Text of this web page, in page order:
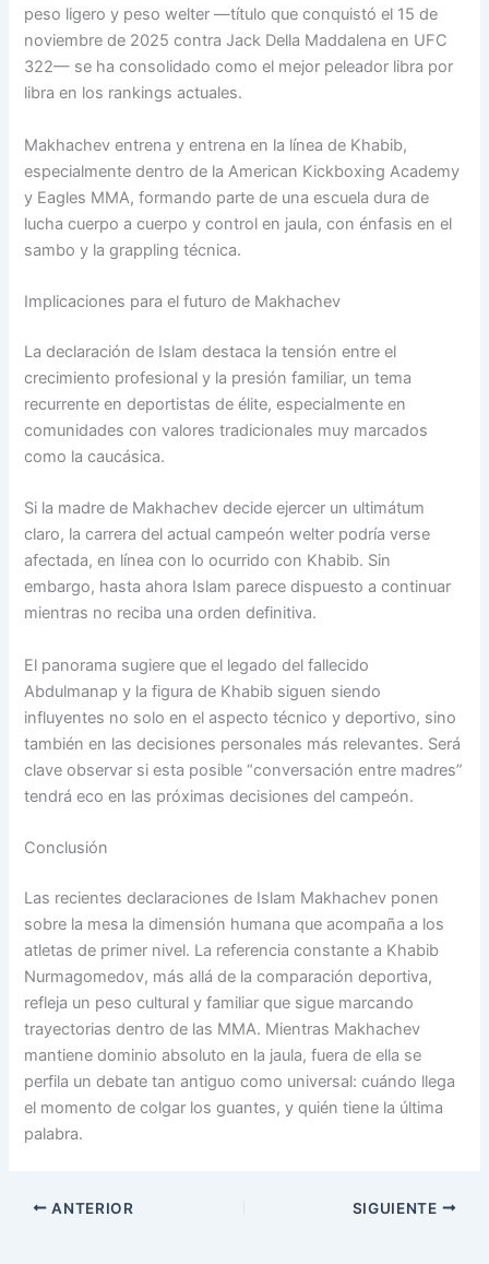
peso ligero y peso welter —título que conquistó el 15 de
noviembre de 2025 contra Jack Della Maddalena en UFC
322— se ha consolidado como el mejor peleador libra por
libra en los rankings actuales.
Makhachev entrena y entrena en la línea de Khabib,
especialmente dentro de la American Kickboxing Academy
y Eagles MMA, formando parte de una escuela dura de
lucha cuerpo a cuerpo y control en jaula, con énfasis en el
sambo y la grappling técnica.
Implicaciones para el futuro de Makhachev
La declaración de Islam destaca la tensión entre el
crecimiento profesional y la presión familiar, un tema
recurrente en deportistas de élite, especialmente en
comunidades con valores tradicionales muy marcados
como la caucásica.
Si la madre de Makhachev decide ejercer un ultimátum
claro, la carrera del actual campeón welter podría verse
afectada, en línea con lo ocurrido con Khabib. Sin
embargo, hasta ahora Islam parece dispuesto a continuar
mientras no reciba una orden definitiva.
El panorama sugiere que el legado del fallecido
Abdulmanap y la figura de Khabib siguen siendo
influyentes no solo en el aspecto técnico y deportivo, sino
también en las decisiones personales más relevantes. Será
clave observar si esta posible “conversación entre madres”
tendrá eco en las próximas decisiones del campeón.
Conclusión
Las recientes declaraciones de Islam Makhachev ponen
sobre la mesa la dimensión humana que acompaña a los
atletas de primer nivel. La referencia constante a Khabib
Nurmagomedov, más allá de la comparación deportiva,
refleja un peso cultural y familiar que sigue marcando
trayectorias dentro de las MMA. Mientras Makhachev
mantiene dominio absoluto en la jaula, fuera de ella se
perfila un debate tan antiguo como universal: cuándo llega
el momento de colgar los guantes, y quién tiene la última
palabra.
ANTERIOR SIGUIENTE